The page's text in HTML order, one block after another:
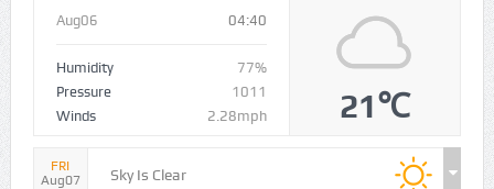
Aug06 04:40
Humidity
77%
Pressure
1011
Winds
2.28mph 21℃
FRI
Aug07
Sky Is Clear